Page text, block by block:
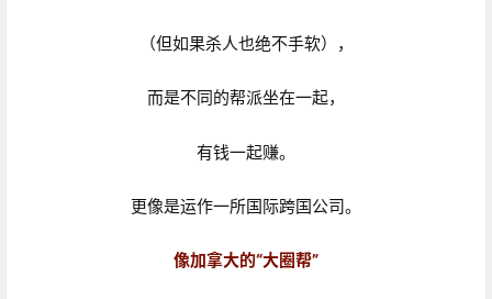
（但如果杀人也绝不手软），
而是不同的帮派坐在一起，
有钱一起赚。
更像是运作一所国际跨国公司。
像加拿大的“大圈帮”